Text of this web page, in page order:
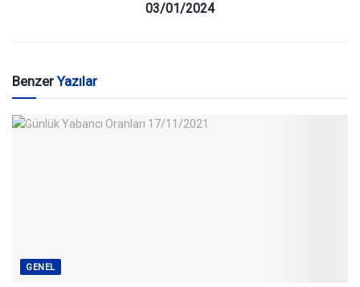
03/01/2024
BenzerYazılar
GENEL